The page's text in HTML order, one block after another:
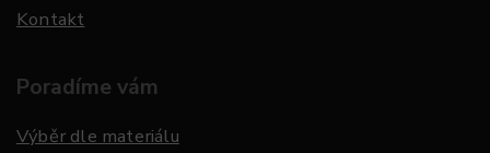
Kontakt
Poradíme vám
Výběr dle materiálu